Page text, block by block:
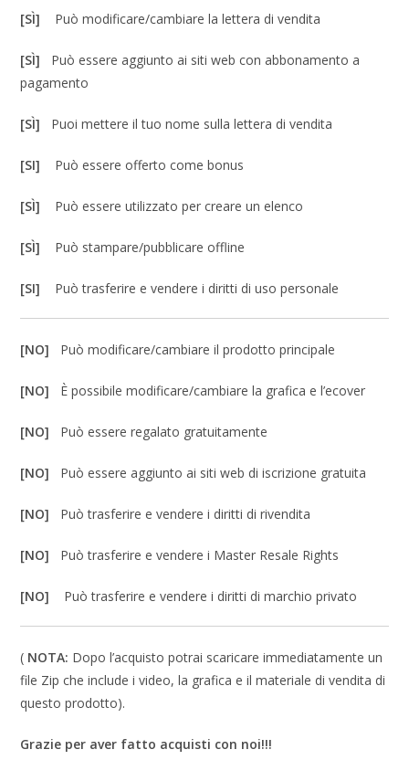
[SÌ] Può modificare/cambiare la lettera di vendita
[SÌ] Può essere aggiunto ai siti web con abbonamento a
pagamento
[SÌ] Puoi mettere il tuo nome sulla lettera di vendita
[SI] Può essere offerto come bonus
[SÌ] Può essere utilizzato per creare un elenco
[SÌ] Può stampare/pubblicare offline
[SI] Può trasferire e vendere i diritti di uso personale
[NO] Può modificare/cambiare il prodotto principale
[NO] È possibile modificare/cambiare la grafica e l’ecover
[NO] Può essere regalato gratuitamente
[NO] Può essere aggiunto ai siti web di iscrizione gratuita
[NO] Può trasferire e vendere i diritti di rivendita
[NO] Può trasferire e vendere i Master Resale Rights
[NO] Può trasferire e vendere i diritti di marchio privato
( NOTA: Dopo l’acquisto potrai scaricare immediatamente un
file Zip che include i video, la grafica e il materiale di vendita di
questo prodotto).
Grazie per aver fatto acquisti con noi!!!